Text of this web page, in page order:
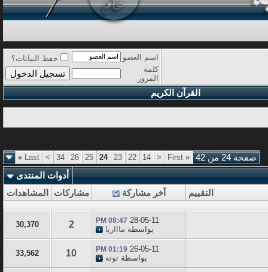
اسم العضو
حفظ البيانات؟
كلمة
المرور
القرآن الكريم
صفحة 24 من 42 «
<
14
22
23
24
25
26
34
>
Last
»
أدوات المنتدى
التقييم
آخر مشاركة مشاركات المشاهدات
28-05-11
08:47 PM
بواسطة ماااريا 2
30,370
26-05-11
01:19 PM
بواسطة توته 10
33,562